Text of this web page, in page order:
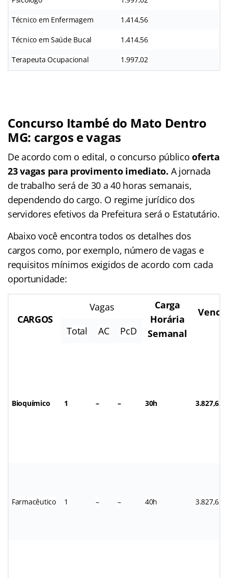
Técnico em Enfermagem 1.414,56
Técnico em Saúde Bucal 1.414,56
Terapeuta Ocupacional 1.997,02
Concurso Itambé do Mato Dentro
MG: cargos e vagas
De acordo com o edital, o concurso públicooferta
23 vagas para provimento imediato. A jornada
de trabalho será de 30 a 40 horas semanais,
dependendo do cargo. O regime jurídico dos
servidores efetivos da Prefeitura será o Estatutário.
Abaixo você encontra todos os detalhes dos
cargos como, por exemplo, número de vagas e
requisitos mínimos exigidos de acordo com cada
oportunidade:
CARGOS
Vagas
Carga
Horária
Semanal
Total AC PcD
Bioquímico 1 – – 30h 3.827,62
Farmacêutico 1 – – 40h 3.827,62